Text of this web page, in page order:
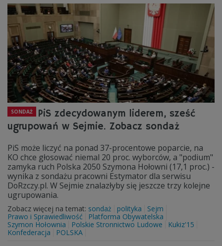
SONDAŻ
PiS zdecydowanym liderem, sześć
ugrupowań w Sejmie. Zobacz sondaż
PiS może liczyć na ponad 37-procentowe poparcie, na
KO chce głosować niemal 20 proc. wyborców, a "podium"
zamyka ruch Polska 2050 Szymona Hołowni (17,1 proc.) -
wynika z sondażu pracowni Estymator dla serwisu
DoRzczy.pl. W Sejmie znalazłyby się jeszcze trzy kolejne
ugrupowania.
Zobacz więcej na temat: sondaż polityka
Sejm
Prawo i Sprawiedliwość
Platforma Obywatelska
Szymon Hołownia
Polskie Stronnictwo Ludowe
Kukiz'15
Konfederacja
POLSKA